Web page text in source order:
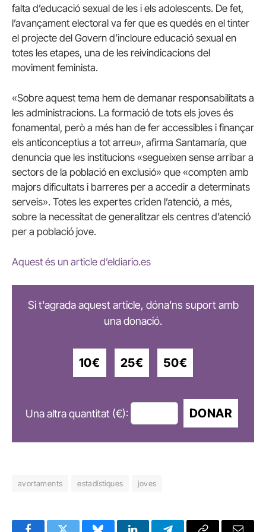
falta d’educació sexual de les i els adolescents. De fet,
l’avançament electoral va fer que es quedés en el tinter
el projecte del Govern d’incloure educació sexual en
totes les etapes, una de les reivindicacions del
moviment feminista.
«Sobre aquest tema hem de demanar responsabilitats a
les administracions. La formació de tots els joves és
fonamental, però a més han de fer accessibles i finançar
els anticonceptius a tot arreu», afirma Santamaría, que
denuncia que les institucions «segueixen sense arribar a
sectors de la població en exclusió» que «compten amb
majors dificultats i barreres per a accedir a determinats
serveis». Totes les expertes criden l’atenció, a més,
sobre la necessitat de generalitzar els centres d’atenció
per a població jove.
Aquest és un article d’eldiario.es
Si t'agrada aquest article, dóna'ns suport amb
una donació.
10€ 25€ 50€
Una altra quantitat (€): DONAR
avortaments estadístiques joves